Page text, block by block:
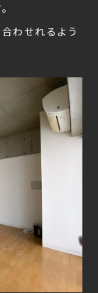
わせれるよう